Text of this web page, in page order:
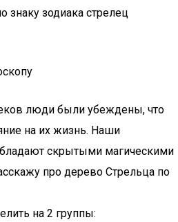
знаку зодиака стрелец
люди были убеждены, что
на их жизнь. Наши
скрытыми магическими
про дерево Стрельца по
на 2 группы: